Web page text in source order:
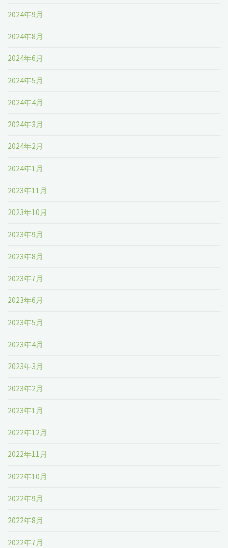
2024年9月
2024年8月
2024年6月
2024年5月
2024年4月
2024年3月
2024年2月
2024年1月
2023年11月
2023年10月
2023年9月
2023年8月
2023年7月
2023年6月
2023年5月
2023年4月
2023年3月
2023年2月
2023年1月
2022年12月
2022年11月
2022年10月
2022年9月
2022年8月
2022年7月